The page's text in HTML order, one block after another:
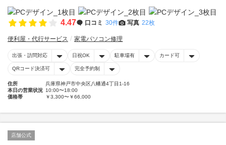
4.47 口コミ 30件 写真 22枚
便利屋・代行サービス 家電パソコン修理
出張・訪問対応 日祝OK 駐車場有 カード可
QRコード決済可 完全予約制
住所
兵庫県神戸市中央区八幡通4丁目1-16
本日の営業状況 10:00〜18:00
価格帯
￥3,300〜￥66,000
店舗公式